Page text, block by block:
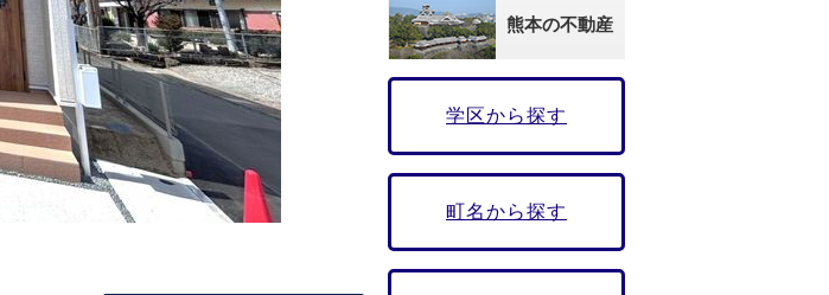
熊本の不動産
学区から探す
町名から探す